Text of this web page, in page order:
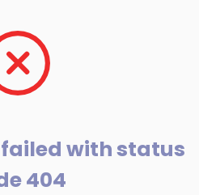
with status
404